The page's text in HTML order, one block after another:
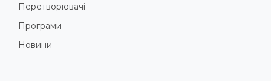
Перетворювачі
Програми
Новини